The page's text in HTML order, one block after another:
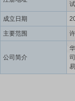
成立日期
主要范围
公司简介
7